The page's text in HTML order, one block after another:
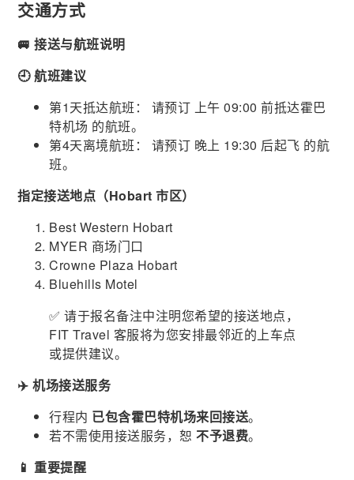
交通方式
🚐 接送与航班说明
🕘 航班建议
第1天抵达航班： 请预订 上午 09:00 前抵达霍巴
特机场 的航班。
第4天离境航班： 请预订 晚上 19:30 后起飞 的航
班。
指定接送地点（Hobart 市区）
Best Western Hobart
MYER 商场门口
Crowne Plaza Hobart
Bluehills Motel
✅ 请于报名备注中注明您希望的接送地点，
FIT Travel 客服将为您安排最邻近的上车点
或提供建议。
✈️ 机场接送服务
行程内 已包含霍巴特机场来回接送。
若不需使用接送服务，恕不予退费。
📱 重要提醒